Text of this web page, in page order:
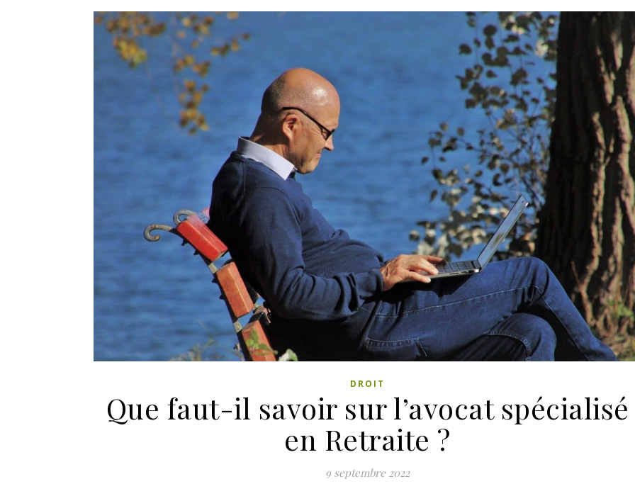
DROIT
Que faut-il savoir sur l’avocat spécialisé
en Retraite ?
9 septembre 2022